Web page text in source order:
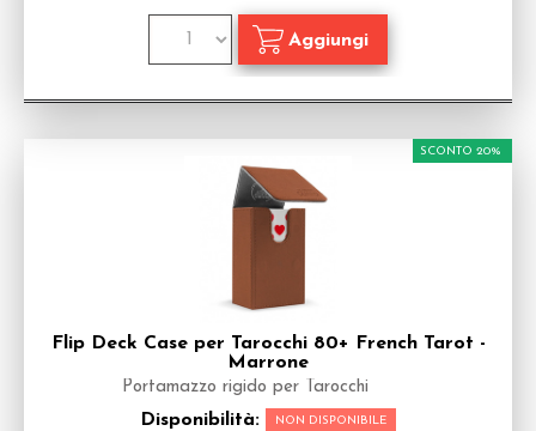
Flip Deck Case per Tarocchi 80+ French Tarot -
Marrone
Portamazzo rigido per Tarocchi
Disponibilità: NON DISPONIBILE
SCONTO 20%